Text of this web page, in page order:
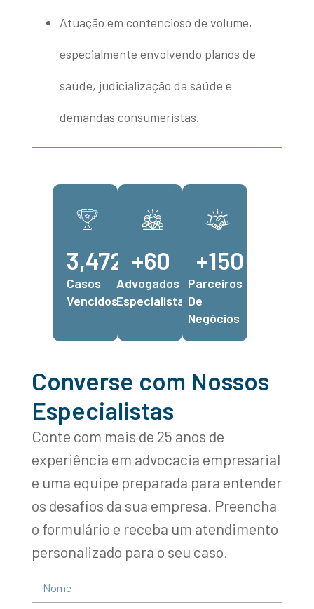
Atuação em contencioso de volume,
especialmente envolvendo planos de
saúde, judicialização da saúde e
demandas consumeristas.
Casos
Vencidos
3,472
Advogados
Especialista
+60
Parceiros
De
Negócios
+150
Converse com Nossos
Especialistas
Conte com mais de 25 anos de
experiência em advocacia empresarial
e uma equipe preparada para entender
os desafios da sua empresa. Preencha
o formulário e receba um atendimento
personalizado para o seu caso.